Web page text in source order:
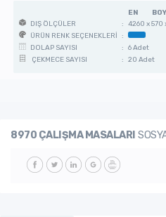
EN BOY
DIŞ ÖLÇÜLER
: 4260 x 570
ÜRÜN RENK SEÇENEKLERİ :
DOLAP SAYISI
: 6 Adet
ÇEKMECE SAYISI
: 20 Adet
8970 ÇALIŞMA MASALARI